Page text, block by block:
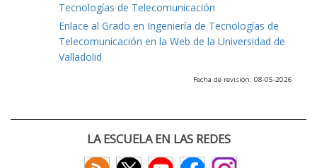
Tecnologías de Telecomunicación
Enlace al Grado en Ingeniería de Tecnologías de
Telecomunicación en la Web de la Universidad de
Valladolid
Fecha de revisión: 08-05-2026
LA ESCUELA EN LAS REDES